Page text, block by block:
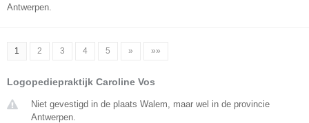
Antwerpen.
1 2 3 4 5 » »»
Logopediepraktijk Caroline Vos
Niet gevestigd in de plaats Walem, maar wel in de provincie
Antwerpen.